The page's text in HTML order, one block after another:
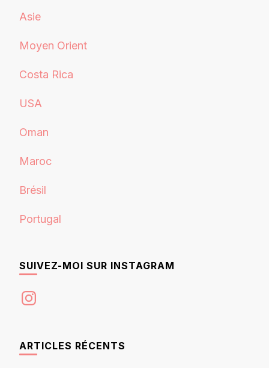
Asie
Moyen Orient
Costa Rica
USA
Oman
Maroc
Brésil
Portugal
SUIVEZ-MOI SUR INSTAGRAM
Instagram
ARTICLES RÉCENTS